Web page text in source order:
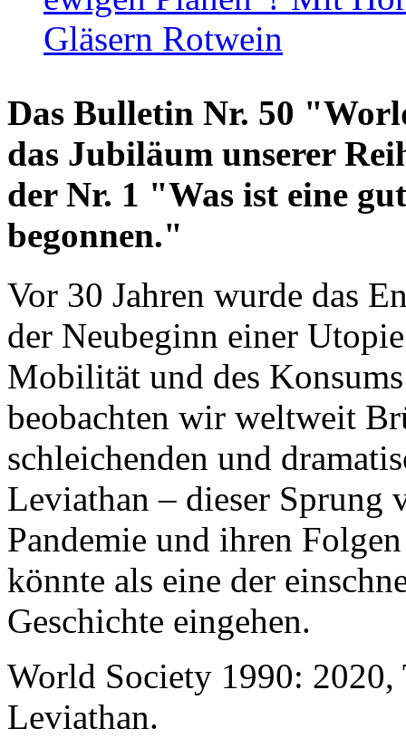
Gläsern Rotwein
Das Bulletin Nr. 50
das Jubiläum unserer
der Nr. 1 "Was ist eine
begonnen."
Vor 30 Jahren wurde das
der Neubeginn einer
Mobilität und des
beobachten wir weltweit
schleichenden und
Leviathan – dieser Sprung
Pandemie und ihren
könnte als eine der
Geschichte eingehen.
World Society 1990: 2020,
Leviathan.